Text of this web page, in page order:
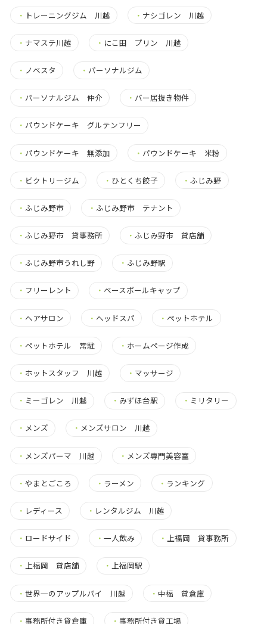
・ トレーニングジム 川越 ・ ナシゴレン 川越
・ ナマステ川越 ・ にこ田 プリン 川越
・ ノベスタ ・ パーソナルジム
・ パーソナルジム 仲介 ・ バー居抜き物件
・ パウンドケーキ グルテンフリー
・ パウンドケーキ 無添加 ・ パウンドケーキ 米粉
・ ビクトリージム ・ ひとくち餃子 ・ふじみ野
・ ふじみ野市 ・ふじみ野市 テナント
・ ふじみ野市 貸事務所 ・ふじみ野市 貸店舗
・ ふじみ野市うれし野 ・ふじみ野駅
・ フリーレント ・ ベースボールキャップ
・ ヘアサロン ・ ヘッドスパ ・ペットホテル
・ ペットホテル 常駐 ・ ホームページ作成
・ ホットスタッフ 川越 ・ マッサージ
・ ミーゴレン 川越 ・ みずほ台駅 ・ ミリタリー
・ メンズ ・ メンズサロン 川越
・ メンズパーマ 川越 ・ メンズ専門美容室
・ やまとごころ ・ ラーメン ・ ランキング
・ レディース ・ レンタルジム 川越
・ ロードサイド ・一人飲み ・上福岡 貸事務所
・ 上福岡 貸店舗 ・上福岡駅
・ 世界一のアップルパイ 川越 ・中福 貸倉庫
・ 事務所付き貸倉庫 ・ 事務所付き貸工場